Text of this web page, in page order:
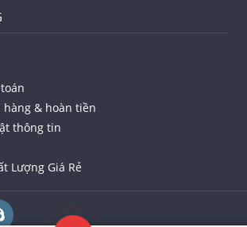
& hoàn tiền
thông tin
Lượng Giá Rẻ